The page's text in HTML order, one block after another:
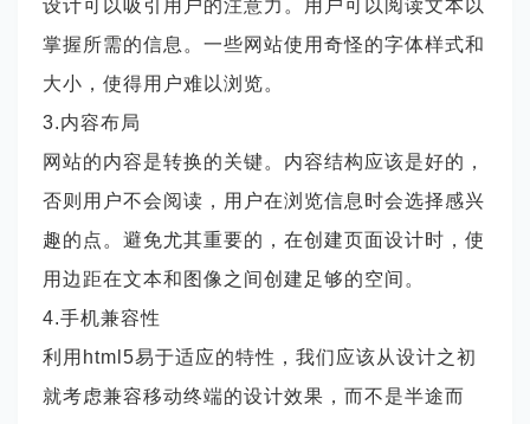
设计可以吸引用户的注意力。用户可以阅读文本以
掌握所需的信息。一些网站使用奇怪的字体样式和
大小，使得用户难以浏览。
3.内容布局
网站的内容是转换的关键。内容结构应该是好的，
否则用户不会阅读，用户在浏览信息时会选择感兴
趣的点。避免尤其重要的，在创建页面设计时，使
用边距在文本和图像之间创建足够的空间。
4.手机兼容性
利用 html5易于适应的特性，我们应该从设计之初
就考虑兼容移动终端的设计效果，而不是半途而